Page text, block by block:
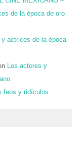
de la época de oro
y actrices de la época
Los actores y
feos y ridículos